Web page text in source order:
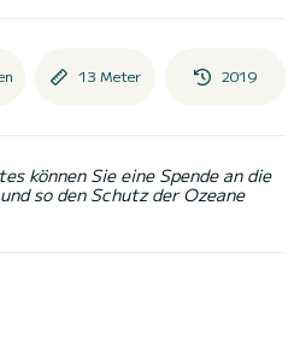
13 Meter 2019
können Sie eine Spende an die
so den Schutz der Ozeane